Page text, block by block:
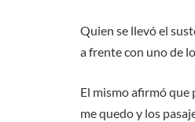
Quien se llevó el
a frente con uno de
El mismo afirmó que
me quedo y los